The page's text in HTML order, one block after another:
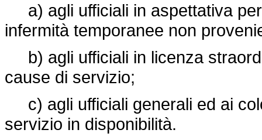
a) agli ufficiali in aspettativa
infermità temporanee non
b) agli ufficiali in licenza
cause di servizio;
c) agli ufficiali generali ed ai
servizio in disponibilità.